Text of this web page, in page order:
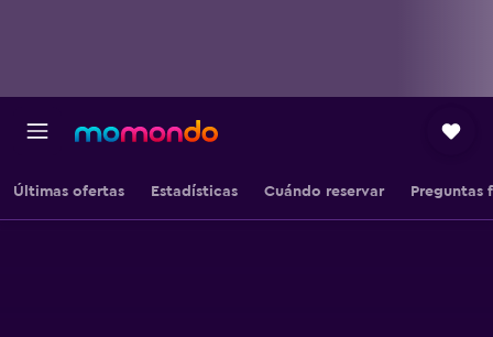
Últimas ofertas Estadísticas Cuándo reservar Preguntas